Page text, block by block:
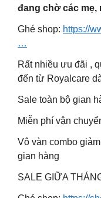
đang chờ các mẹ,
Ghé shop: https://
…
Rất nhiều ưu đãi ,
đến từ Royalcare
Sale toàn bộ gian
Miễn phí vận
Vô vàn combo
gian hàng
SALE GIỮA